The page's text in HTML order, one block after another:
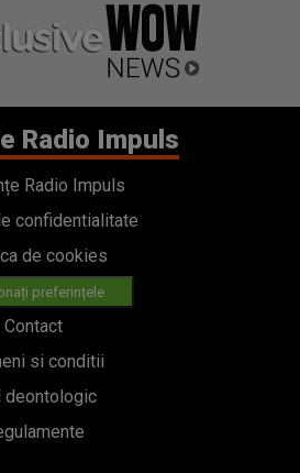
Radio Impuls
Radio Impuls
confidentialitate
de cookies
preferințele
Contact
si conditii
deontologic